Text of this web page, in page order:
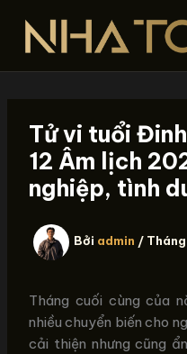
dung
Tử vi tuổi
12 Âm lịch
nghiệp, tình
Bởi admin / Tháng
Tháng cuối cùng của
nhiều chuyển biến cho
cải thiện nhưng cũng